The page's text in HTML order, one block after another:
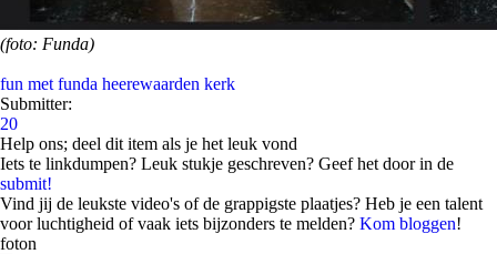
(foto: Funda)
fun met funda heerewaarden kerk
Submitter:
20
Help ons; deel dit item als je het leuk vond
Iets te linkdumpen? Leuk stukje geschreven? Geef het door in de
submit!
Vind jij de leukste video's of de grappigste plaatjes? Heb je een talent
voor luchtigheid of vaak iets bijzonders te melden? Kom bloggen!
foton